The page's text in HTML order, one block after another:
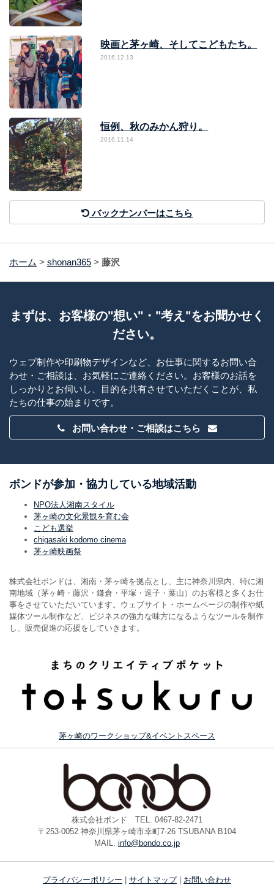
映画と茅ヶ崎、そしてこどもたち。
2016.12.13
恒例、秋のみかん狩り。
2016.11.14
バックナンバーはこちら
ホーム > shonan365 > 藤沢
まずは、お客様の"想い"・"考え"をお聞かせく
ださい。
ウェブ制作や印刷物デザインなど、お仕事に関するお問い合
わせ・ご相談は、お気軽にご連絡ください。お客様のお話を
しっかりとお伺いし、目的を共有させていただくことが、私
たちの仕事の始まりです。
お問い合わせ・ご相談はこちら
ボンドが参加・協力している地域活動
NPO法人湘南スタイル
茅ヶ崎の文化景観を育む会
こども選挙
chigasaki kodomo cinema
茅ヶ崎映画祭
株式会社ボンドは、湘南・茅ヶ崎を拠点とし、主に神奈川県内、特に湘
南地域（茅ヶ崎・藤沢・鎌倉・平塚・逗子・葉山）のお客様と多くお仕
事をさせていただいています。ウェブサイト・ホームページの制作や紙
媒体ツール制作など、ビジネスの強力な味方になるようなツールを制作
し、販売促進の応援をしていきます。
茅ヶ崎のワークショップ&イベントスペース
株式会社ボンド TEL. 0467-82-2471
〒253-0052 神奈川県茅ヶ崎市幸町7-26 TSUBANA B104
MAIL. info@bondo.co.jp
プライバシーポリシー | サイトマップ| お問い合わせ